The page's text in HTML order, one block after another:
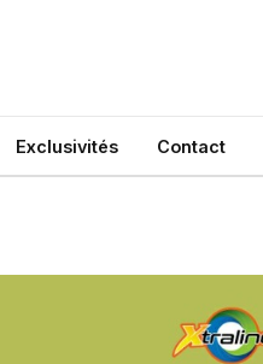
Exclusivités Contact